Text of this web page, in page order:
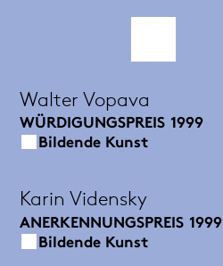
Walter Vopava
WÜRDIGUNGSPREIS 1999
Bildende Kunst
Karin Vidensky
ANERKENNUNGSPREIS 1999
Bildende Kunst